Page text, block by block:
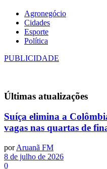
Agronegócio
Cidades
Esporte
Política
PUBLICIDADE
Últimas atualizações
Suíça elimina a
vagas nas quartas de
por Aruanã FM
8 de julho de 2026
0